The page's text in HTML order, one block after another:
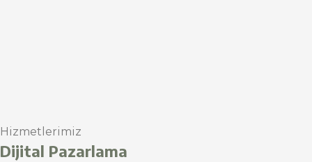
Hizmetlerimiz
Dijital Pazarlama